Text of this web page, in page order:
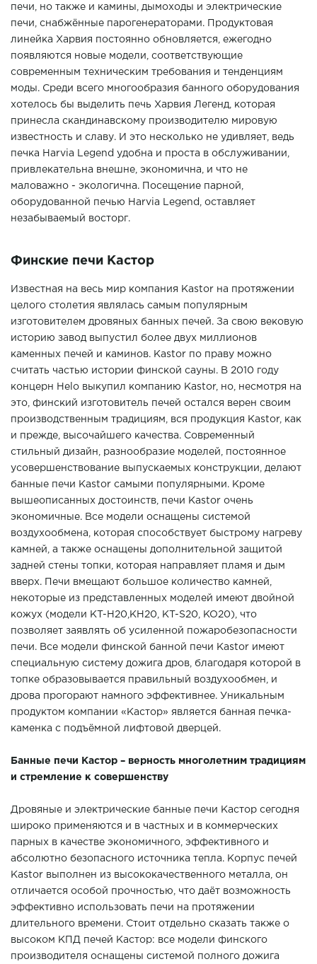
печи, но также и камины, дымоходы и электрические
печи, снабжённые парогенераторами. Продуктовая
линейка Харвия постоянно обновляется, ежегодно
появляются новые модели, соответствующие
современным техническим требования и тенденциям
моды. Среди всего многообразия банного оборудования
хотелось бы выделить печь Харвия Легенд, которая
принесла скандинавскому производителю мировую
известность и славу. И это несколько не удивляет, ведь
печка Harvia Legend удобна и проста в обслуживании,
привлекательна внешне, экономична, и что не
маловажно - экологична. Посещение парной,
оборудованной печью Harvia Legend, оставляет
незабываемый восторг.
Финские печи Кастор
Известная на весь мир компания Kastor на протяжении
целого столетия являлась самым популярным
изготовителем дровяных банных печей. За свою вековую
историю завод выпустил более двух миллионов
каменных печей и каминов. Kastor по праву можно
считать частью истории финской сауны. В 2010 году
концерн Helo выкупил компанию Kastor, но, несмотря на
это, финский изготовитель печей остался верен своим
производственным традициям, вся продукция Kastor, как
и прежде, высочайшего качества. Современный
стильный дизайн, разнообразие моделей, постоянное
усовершенствование выпускаемых конструкции, делают
банные печи Kastor самыми популярными. Кроме
вышеописанных достоинств, печи Kastor очень
экономичные. Все модели оснащены системой
воздухообмена, которая способствует быстрому нагреву
камней, а также оснащены дополнительной защитой
задней стены топки, которая направляет пламя и дым
вверх. Печи вмещают большое количество камней,
некоторые из представленных моделей имеют двойной
кожух (модели KT-H20,KH20, KT-S20, KO20), что
позволяет заявлять об усиленной пожаробезопасности
печи. Все модели финской банной печи Kastor имеют
специальную систему дожига дров, благодаря которой в
топке образовывается правильный воздухообмен, и
дрова прогорают намного эффективнее. Уникальным
продуктом компании «Кастор» является банная печка-
каменка с подъёмной лифтовой дверцей.
Банные печи Кастор – верность многолетним традициям
и стремление к совершенству
Дровяные и электрические банные печи Кастор сегодня
широко применяются и в частных и в коммерческих
парных в качестве экономичного, эффективного и
абсолютно безопасного источника тепла. Корпус печей
Kastor выполнен из высококачественного металла, он
отличается особой прочностью, что даёт возможность
эффективно использовать печи на протяжении
длительного времени. Стоит отдельно сказать также о
высоком КПД печей Кастор: все модели финского
производителя оснащены системой полного дожига